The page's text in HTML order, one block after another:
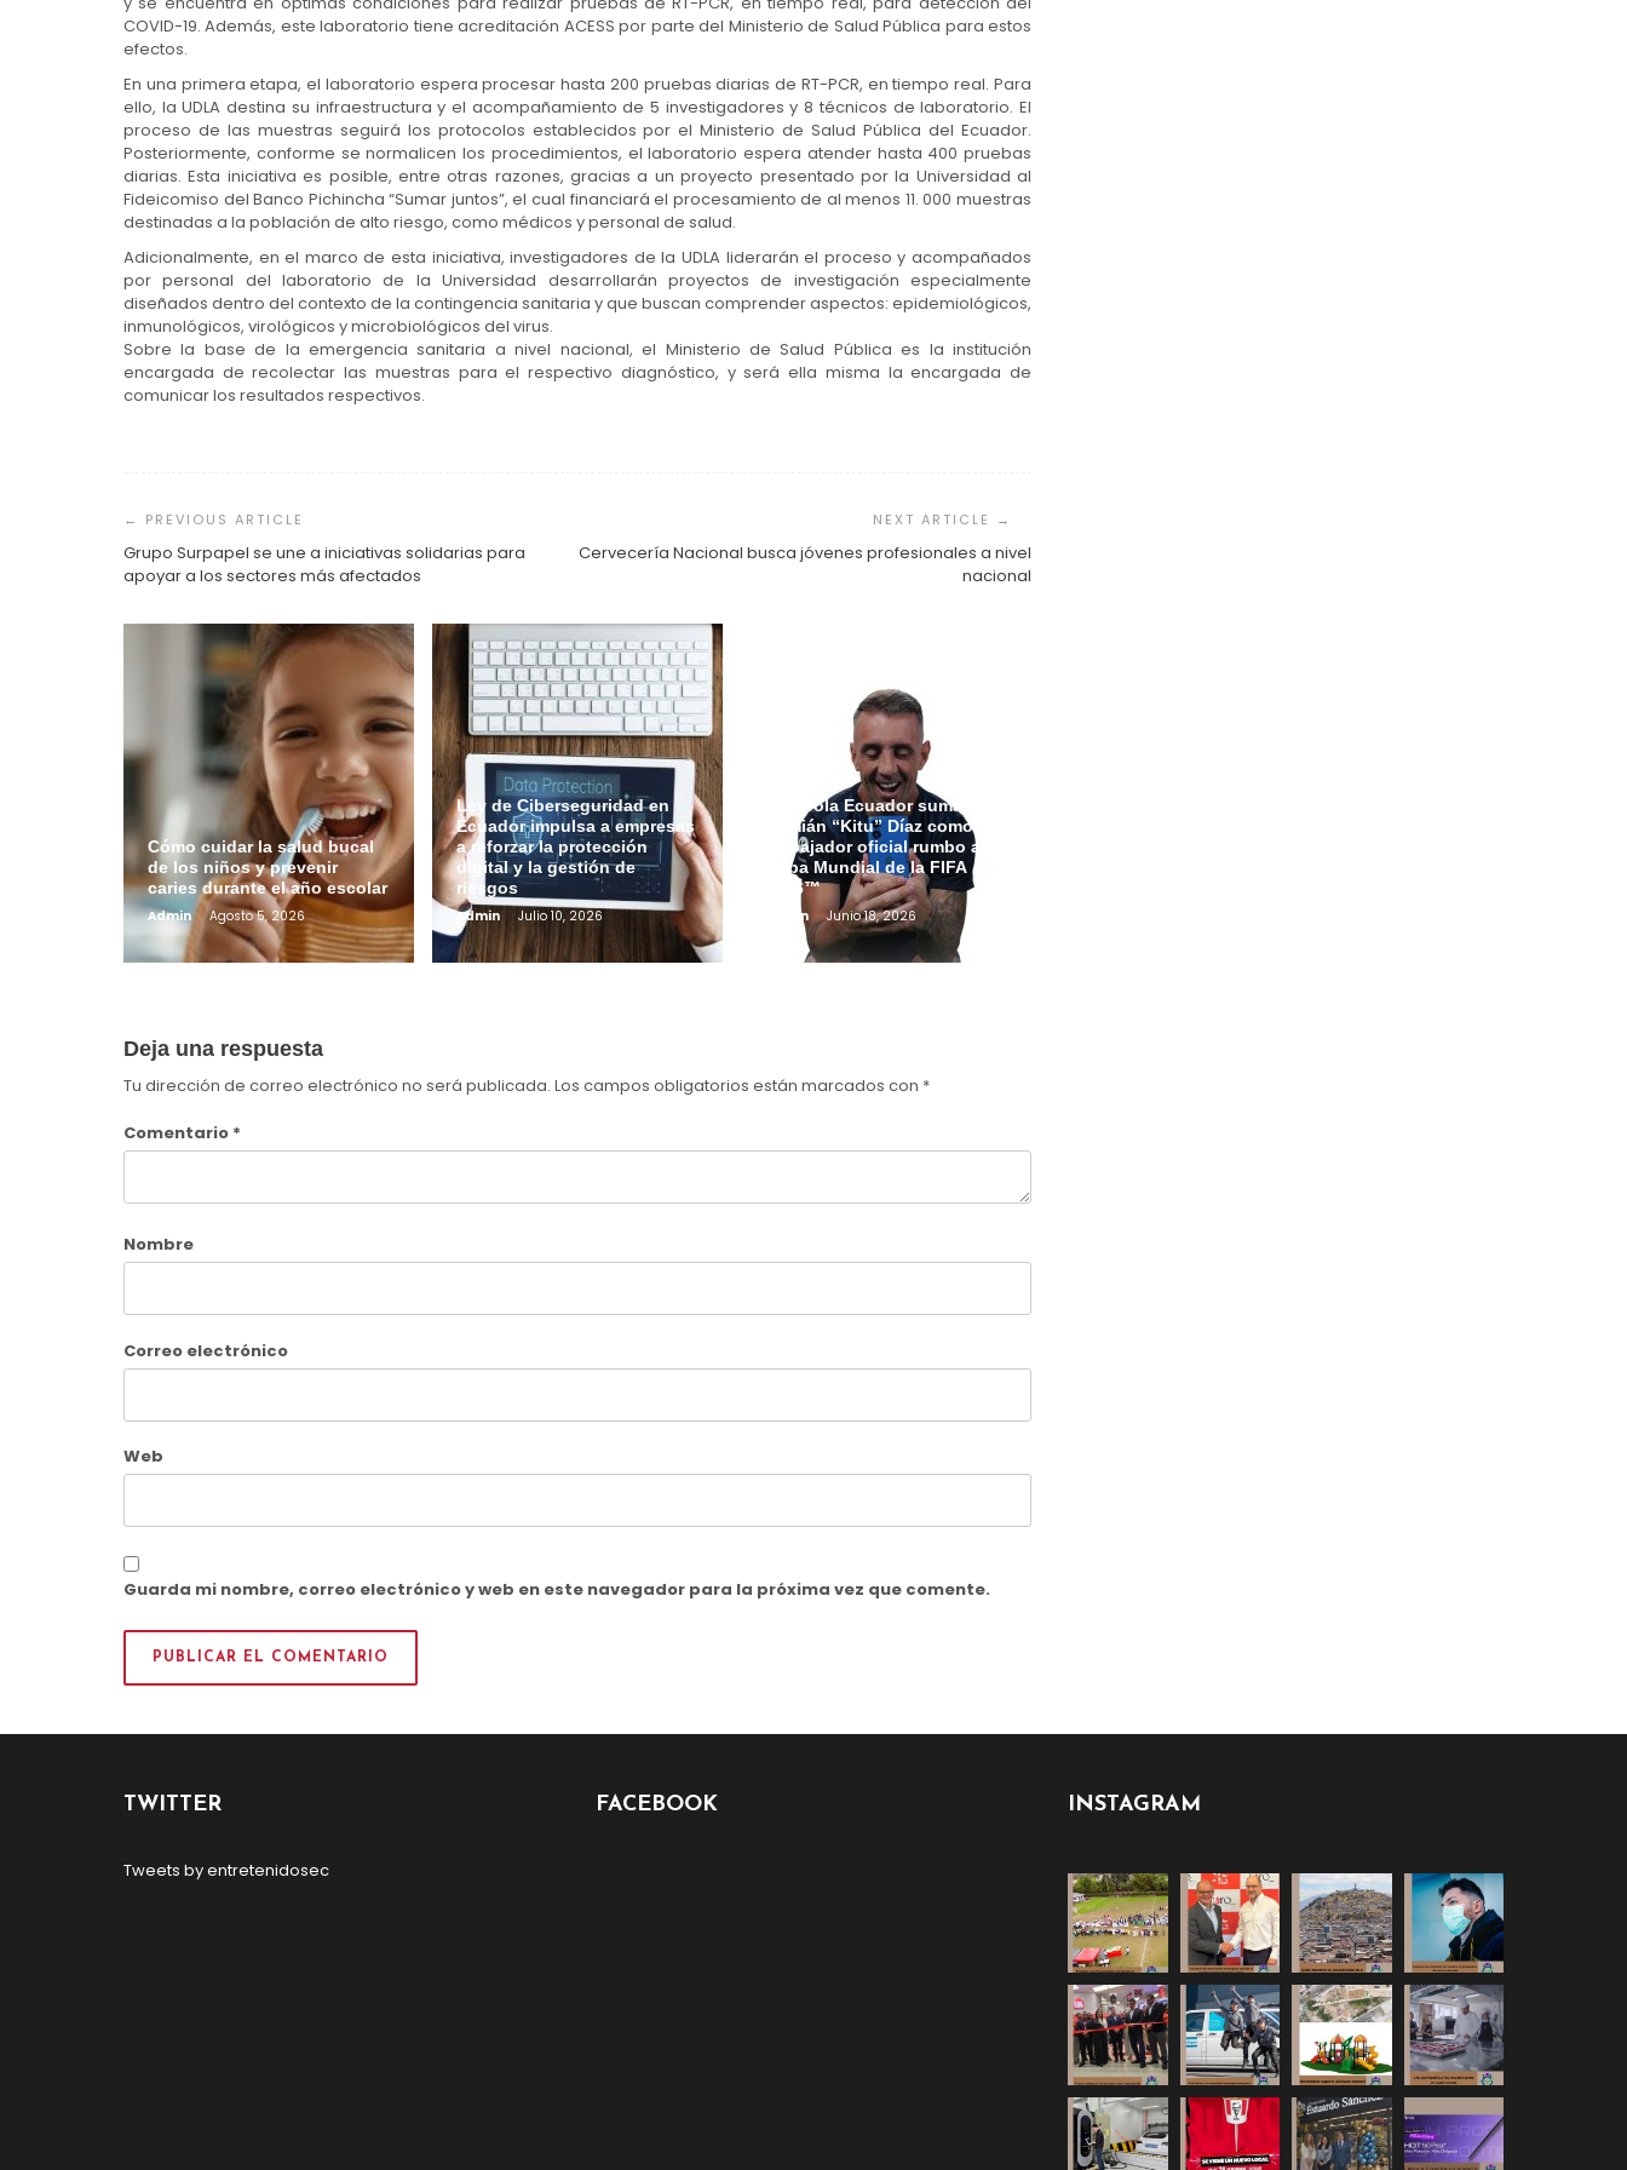
COVID-19. Además, este laboratorio tiene acreditación ACESS por parte del Ministerio de Salud Pública para estos
efectos.
En una primera etapa, el laboratorio espera procesar hasta 200 pruebas diarias de RT-PCR, en tiempo real. Para
ello, la UDLA destina su infraestructura y el acompañamiento de 5 investigadores y 8 técnicos de laboratorio. El
proceso de las muestras seguirá los protocolos establecidos por el Ministerio de Salud Pública del Ecuador.
Posteriormente, conforme se normalicen los procedimientos, el laboratorio espera atender hasta 400 pruebas
diarias. Esta iniciativa es posible, entre otras razones, gracias a un proyecto presentado por la Universidad al
Fideicomiso del Banco Pichincha “Sumar juntos”, el cual financiará el procesamiento de al menos 11. 000 muestras
destinadas a la población de alto riesgo, como médicos y personal de salud.
Adicionalmente, en el marco de esta iniciativa, investigadores de la UDLA liderarán el proceso y acompañados
por personal del laboratorio de la Universidad desarrollarán proyectos de investigación especialmente
diseñados dentro del contexto de la contingencia sanitaria y que buscan comprender aspectos: epidemiológicos,
inmunológicos, virológicos y microbiológicos del virus.
Sobre la base de la emergencia sanitaria a nivel nacional, el Ministerio de Salud Pública es la institución
encargada de recolectar las muestras para el respectivo diagnóstico, y será ella misma la encargada de
comunicar los resultados respectivos.
de
entradas
Grupo Surpapel se une a iniciativas solidarias para
apoyar a los sectores más afectados
Cervecería Nacional busca jóvenes profesionales a nivel
nacional
Cómo cuidar la salud bucal
de los niños y prevenir
caries durante el año escolar
Admin Agosto 5, 2026
Ley de Ciberseguridad en
Ecuador impulsa a empresas
a reforzar la protección
digital y la gestión de
riesgos
Admin Julio 10, 2026
Motorola Ecuador suma a
Damián “Kitu” Díaz como
embajador oficial rumbo a la
Copa Mundial de la FIFA
2026™
Admin Junio 18, 2026
Deja una respuesta
Tu dirección de correo electrónico no será publicada. Los campos obligatorios están marcados con *
Comentario *
Nombre
Correo electrónico
Web
Guarda mi nombre, correo electrónico y web en este navegador para la próxima vez que comente.
TWITTER
Tweets by entretenidosec
FACEBOOK INSTAGRAM